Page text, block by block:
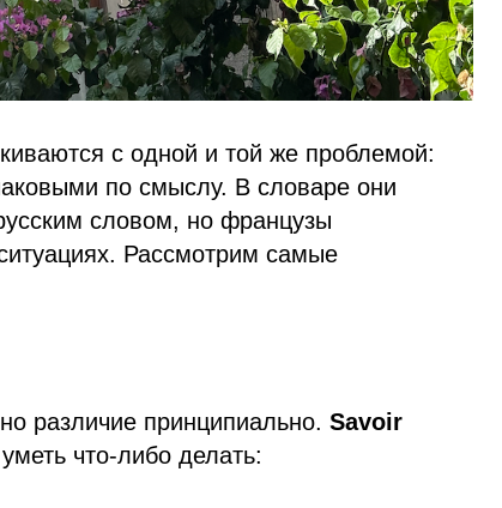
с одной и той же проблемой:
по смыслу. В словаре они
словом, но французы
Рассмотрим самые
различие принципиально. Savoir
что-либо делать: